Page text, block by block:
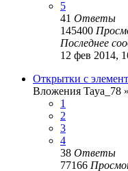
5
41 Ответы
145400
Последнее
12 фев 2014,
Открытки с
Вложения Taya_78
1
2
3
4
38 Ответы
77166